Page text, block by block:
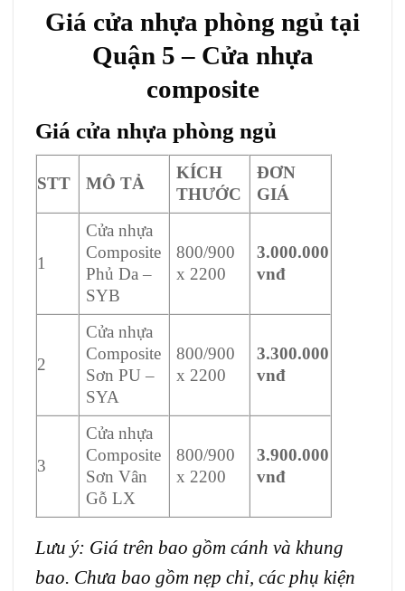
Giá cửa nhựa phòng ngủ tại
Quận 5 – Cửa nhựa
composite
Giá cửa nhựa phòng ngủ
STT MÔ TẢ
KÍCH
THƯỚC
ĐƠN
GIÁ
1
Cửa nhựa
Composite
Phủ Da –
SYB
800/900
x 2200
3.000.000
vnđ
2
Cửa nhựa
Composite
Sơn PU –
SYA
800/900
x 2200
3.300.000
vnđ
3
Cửa nhựa
Composite
Sơn Vân
Gỗ LX
800/900
x 2200
3.900.000
vnđ
Lưu ý: Giá trên bao gồm cánh và khung
bao. Chưa bao gồm nẹp chỉ, các phụ kiện